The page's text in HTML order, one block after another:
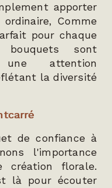
apporter
Comme
pour chaque
bouquets sont
une attention
la diversité
de confiance à
l'importance
création florale.
là pour écouter